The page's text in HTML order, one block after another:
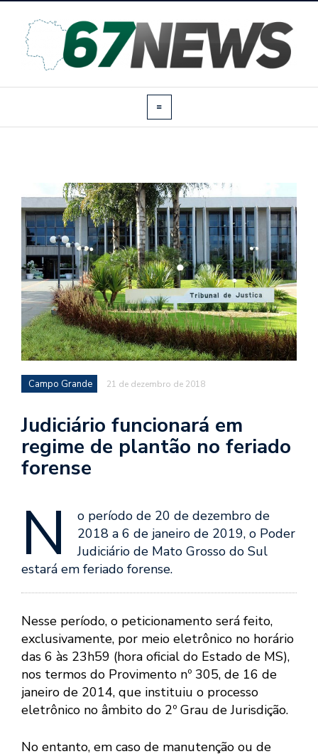
Campo Grande 21 de dezembro de 2018
Judiciário funcionará em
regime de plantão no feriado
forense
N
o período de 20 de dezembro de
2018 a 6 de janeiro de 2019, o Poder
Judiciário de Mato Grosso do Sul
estará em feriado forense.
Nesse período, o peticionamento será feito,
exclusivamente, por meio eletrônico no horário
das 6 às 23h59 (hora oficial do Estado de MS),
nos termos do Provimento nº 305, de 16 de
janeiro de 2014, que instituiu o processo
eletrônico no âmbito do 2º Grau de Jurisdição.
No entanto, em caso de manutenção ou de